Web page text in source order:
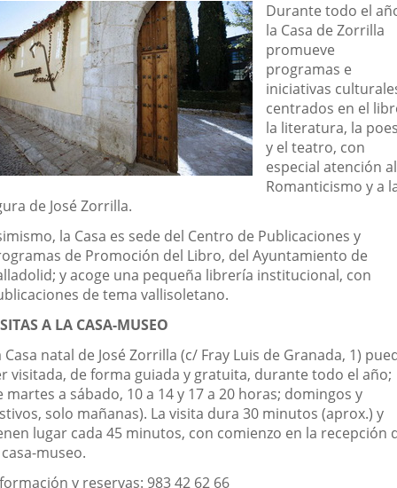
Durante todo el
la Casa de Zorrilla
promueve
programas e
iniciativas
centrados en el
la literatura, la
y el teatro, con
especial atención al
Romanticismo y a
de José Zorrilla.
la Casa es sede del Centro de Publicaciones y
de Promoción del Libro, del Ayuntamiento de
y acoge una pequeña librería institucional, con
de tema vallisoletano.
A LA CASA-MUSEO
Casa natal de José Zorrilla (c/ Fray Luis de Granada, 1)
visitada, de forma guiada y gratuita, durante todo el año;
martes a sábado, 10 a 14 y 17 a 20 horas; domingos y
solo mañanas). La visita dura 30 minutos (aprox.) y
lugar cada 45 minutos, con comienzo en la recepción
museo.
y reservas: 983 42 62 66